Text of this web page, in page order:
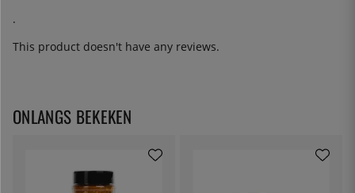
.
This product doesn't have any reviews.
ONLANGS BEKEKEN